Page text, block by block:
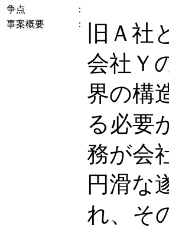
争点
：
事案概要
：
旧Ａ
会社Ｙ
界の構
る必要
務が会
円滑な
れ、そ